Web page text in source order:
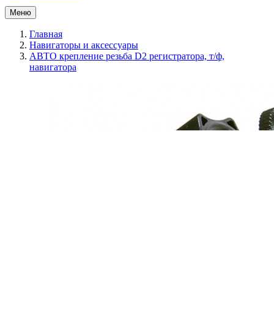
Меню
Главная
Навигаторы и аксессуары
АВТО крепление резьба D2 регистратора, т/ф,
навигатора